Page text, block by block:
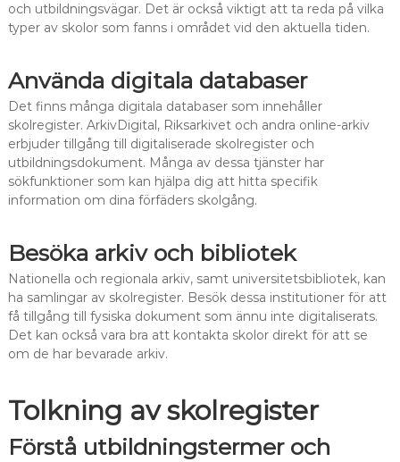
och utbildningsvägar. Det är också viktigt att ta reda på vilka
typer av skolor som fanns i området vid den aktuella tiden.
Använda digitala databaser
Det finns många digitala databaser som innehåller
skolregister. ArkivDigital, Riksarkivet och andra online-arkiv
erbjuder tillgång till digitaliserade skolregister och
utbildningsdokument. Många av dessa tjänster har
sökfunktioner som kan hjälpa dig att hitta specifik
information om dina förfäders skolgång.
Besöka arkiv och bibliotek
Nationella och regionala arkiv, samt universitetsbibliotek, kan
ha samlingar av skolregister. Besök dessa institutioner för att
få tillgång till fysiska dokument som ännu inte digitaliserats.
Det kan också vara bra att kontakta skolor direkt för att se
om de har bevarade arkiv.
Tolkning av skolregister
Förstå utbildningstermer och